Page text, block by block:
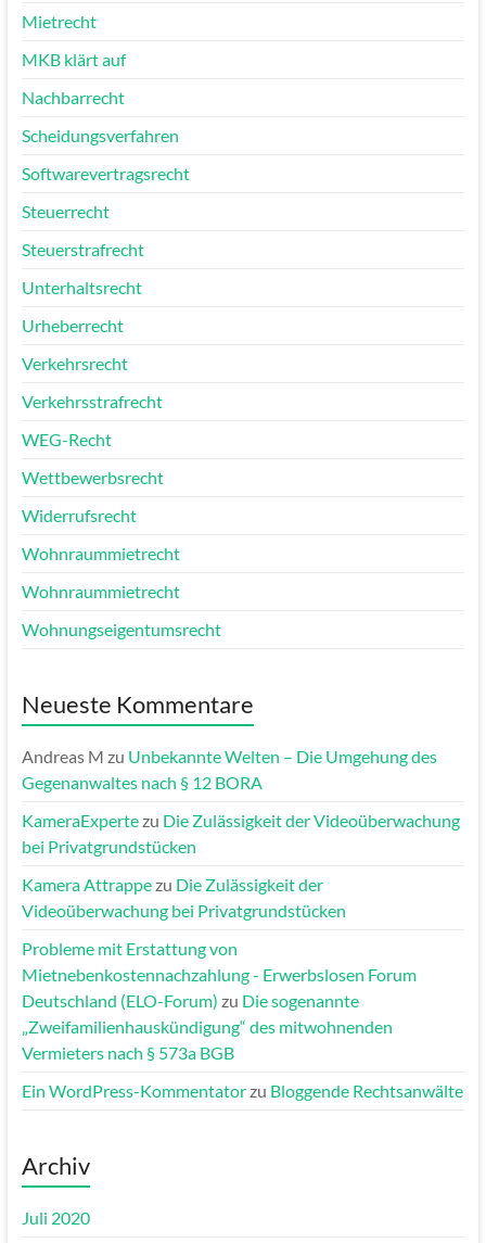
Mietrecht
MKB klärt auf
Nachbarrecht
Scheidungsverfahren
Softwarevertragsrecht
Steuerrecht
Steuerstrafrecht
Unterhaltsrecht
Urheberrecht
Verkehrsrecht
Verkehrsstrafrecht
WEG-Recht
Wettbewerbsrecht
Widerrufsrecht
Wohnraummietrecht
Wohnraummietrecht
Wohnungseigentumsrecht
Neueste Kommentare
Andreas M zu Unbekannte Welten – Die Umgehung des
Gegenanwaltes nach § 12 BORA
KameraExpertezu Die Zulässigkeit der Videoüberwachung
bei Privatgrundstücken
Kamera Attrappezu Die Zulässigkeit der
Videoüberwachung bei Privatgrundstücken
Probleme mit Erstattung von
Mietnebenkostennachzahlung - Erwerbslosen Forum
Deutschland (ELO-Forum) zu Die sogenannte
„Zweifamilienhauskündigung“ des mitwohnenden
Vermieters nach § 573a BGB
Ein WordPress-Kommentatorzu Bloggende Rechtsanwälte
Archiv
Juli 2020